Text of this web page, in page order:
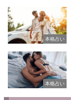
本格占い
本格占い